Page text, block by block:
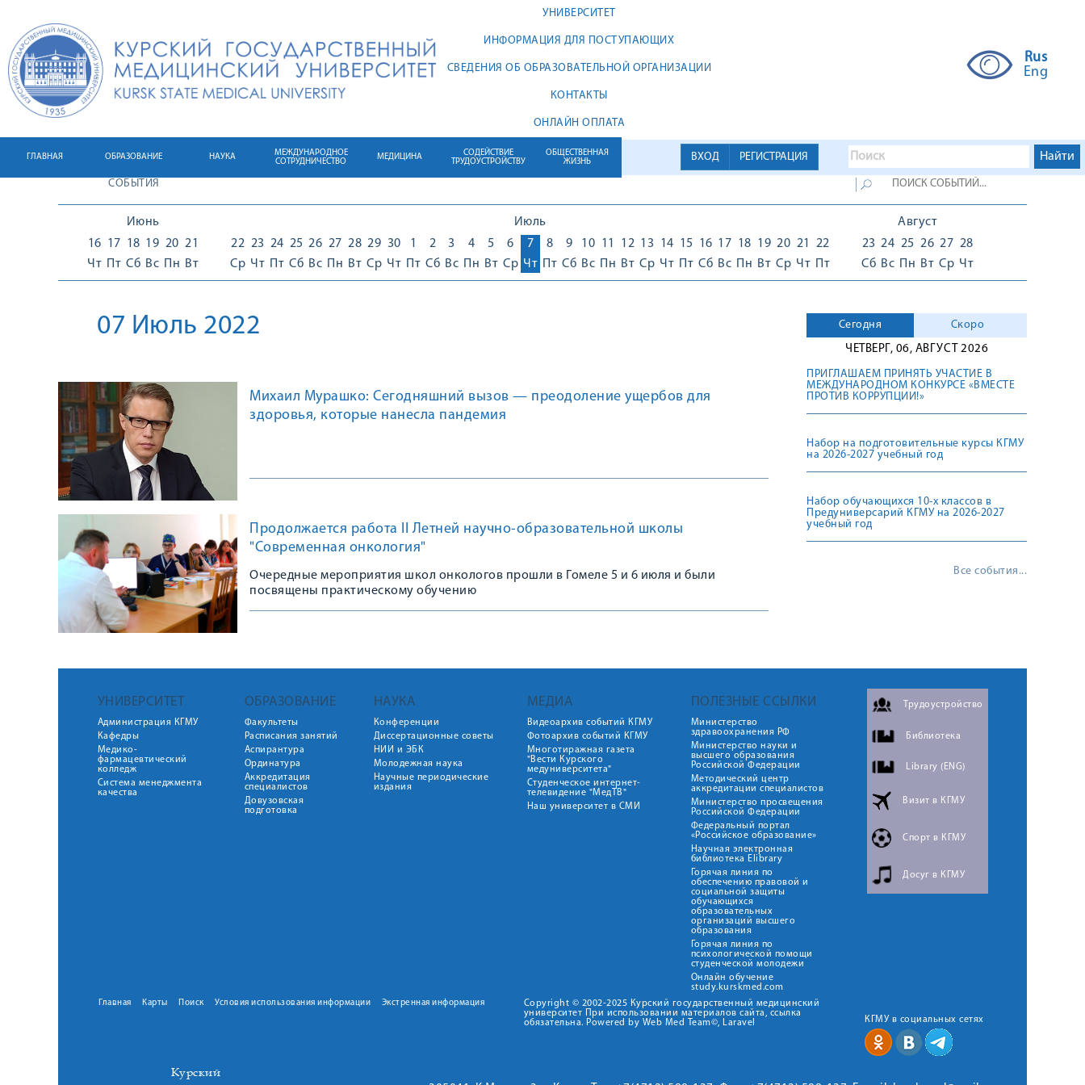
УНИВЕРСИТЕТ
ИНФОРМАЦИЯ ДЛЯ ПОСТУПАЮЩИХ
СВЕДЕНИЯ ОБ ОБРАЗОВАТЕЛЬНОЙ ОРГАНИЗАЦИИ
КОНТАКТЫ
ОНЛАЙН ОПЛАТА
Rus
Eng
ВХОД РЕГИСТРАЦИЯ
ГЛАВНАЯ ОБРАЗОВАНИЕ НАУКА
МЕЖДУНАРОДНОЕ
СОТРУДНИЧЕСТВО
МЕДИЦИНА
СОДЕЙСТВИЕ
ТРУДОУСТРОЙСТВУ
ОБЩЕСТВЕННАЯ
ЖИЗНЬ
СОБЫТИЯ
Июнь
16
Чт
17
Пт
18
Сб
19
Вс
20
Пн
21
Вт
Июль
22
Ср
23
Чт
24
Пт
25
Сб
26
Вс
27
Пн
28
Вт
29
Ср
30
Чт
1
Пт
2
Сб
3
Вс
4
Пн
5
Вт
6
Ср
7
Чт
8
Пт
9
Сб
10
Вс
11
Пн
12
Вт
13
Ср
14
Чт
15
Пт
16
Сб
17
Вс
18
Пн
19
Вт
20
Ср
21
Чт
22
Пт
Август
23
Сб
24
Вс
25
Пн
26
Вт
27
Ср
28
Чт
07 Июль 2022
Михаил Мурашко: Сегодняшний вызов — преодоление ущербов для
здоровья, которые нанесла пандемия
Продолжается работа II Летней научно-образовательной школы
"Современная онкология"
Очередные мероприятия школ онкологов прошли в Гомеле 5 и 6 июля и были
посвящены практическому обучению
Сегодня
Скоро
ЧЕТВЕРГ, 06, АВГУСТ 2026
ПРИГЛАШАЕМ ПРИНЯТЬ УЧАСТИЕ В
МЕЖДУНАРОДНОМ КОНКУРСЕ «ВМЕСТЕ
ПРОТИВ КОРРУПЦИИ!»
Набор на подготовительные курсы КГМУ
на 2026-2027 учебный год
Набор обучающихся 10-х классов в
Предуниверсарий КГМУ на 2026-2027
учебный год
Все события...
УНИВЕРСИТЕТ
Администрация КГМУ
Кафедры
Медико-
фармацевтический
колледж
Система менеджмента
качества
ОБРАЗОВАНИЕ
Факультеты
Расписания занятий
Аспирантура
Ординатура
Аккредитация
специалистов
Довузовская
подготовка
НАУКА
Конференции
Диссертационные советы
НИИ и ЭБК
Молодежная наука
Научные периодические
издания
МЕДИА
Видеоархив событий КГМУ
Фотоархив событий КГМУ
Многотиражная газета
"Вести Курского
медуниверситета"
Студенческое интернет-
телевидение "МедТВ"
Наш университет в СМИ
ПОЛЕЗНЫЕ ССЫЛКИ
Министерство
здравоохранения РФ
Министерство науки и
высшего образования
Российской Федерации
Методический центр
аккредитации специалистов
Министерство просвещения
Российской Федерации
Федеральный портал
«Российское образование»
Научная электронная
библиотека Elibrary
Горячая линия по
обеспечению правовой и
социальной защиты
обучающихся
образовательных
организаций высшего
образования
Горячая линия по
психологической помощи
студенческой молодежи
Онлайн обучение
study.kurskmed.com
Трудоустройство
Библиотека
Library (ENG)
Визит в КГМУ
Спорт в КГМУ
Досуг в КГМУ
Главная Карты Поиск Условия использования информации Экстренная информация
Copyright © 2002-2025 Курский государственный медицинский
университет При использовании материалов сайта, ссылка
обязательна. Powered by Web Med Team©, Laravel
КГМУ в социальных сетях
Курский